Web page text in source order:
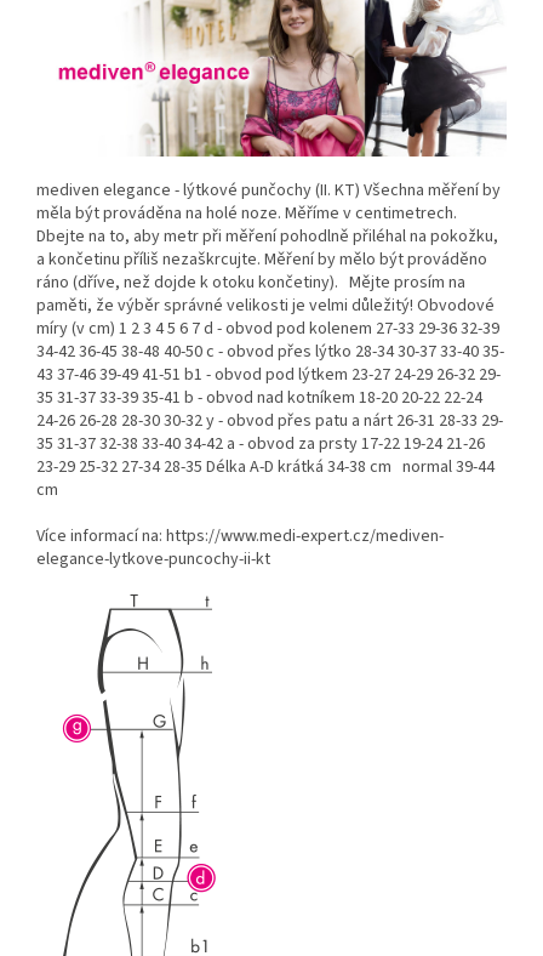
mediven elegance - lýtkové punčochy (II. KT) Všechna měření by
měla být prováděna na holé noze. Měříme v centimetrech.
Dbejte na to, aby metr při měření pohodlně přiléhal na pokožku,
a končetinu příliš nezaškrcujte. Měření by mělo být prováděno
ráno (dříve, než dojde k otoku končetiny). Mějte prosím na
paměti, že výběr správné velikosti je velmi důležitý! Obvodové
míry (v cm) 1 2 3 4 5 6 7 d - obvod pod kolenem 27-33 29-36 32-39
34-42 36-45 38-48 40-50 c - obvod přes lýtko 28-34 30-37 33-40 35-
43 37-46 39-49 41-51 b1 - obvod pod lýtkem 23-27 24-29 26-32 29-
35 31-37 33-39 35-41 b - obvod nad kotníkem 18-20 20-22 22-24
24-26 26-28 28-30 30-32 y - obvod přes patu a nárt 26-31 28-33 29-
35 31-37 32-38 33-40 34-42 a - obvod za prsty 17-22 19-24 21-26
23-29 25-32 27-34 28-35 Délka A-D krátká 34-38 cm normal 39-44
cm
Více informací na: https://www.medi-expert.cz/mediven-
elegance-lytkove-puncochy-ii-kt